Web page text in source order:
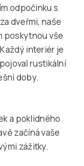
odpočinku s
dveřmi, naše
poskytnou vše
interiér je
rustikální
doby.
a poklidného
začíná vaše
zážitky.